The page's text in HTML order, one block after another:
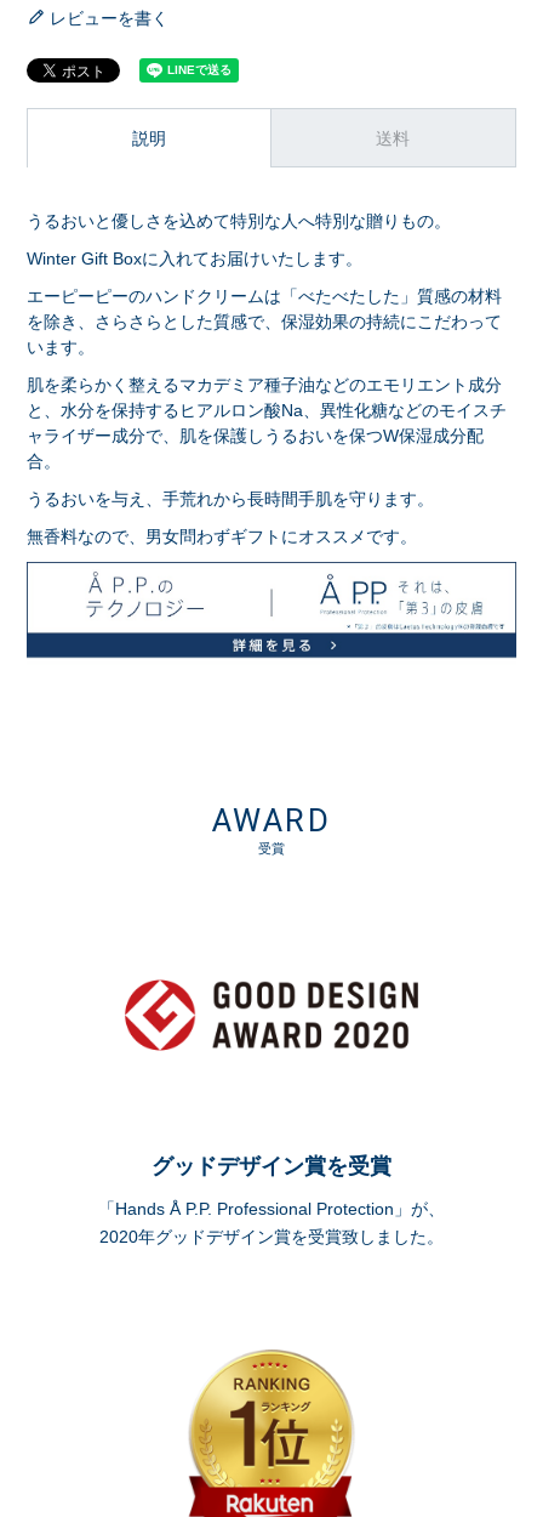
レビューを書く
説明 送料
うるおいと優しさを込めて特別な人へ特別な贈りもの。
Winter Gift Boxに入れてお届けいたします。
エーピーピーのハンドクリームは「べたべたした」質感の材料
を除き、さらさらとした質感で、保湿効果の持続にこだわって
います。
肌を柔らかく整えるマカデミア種子油などのエモリエント成分
と、水分を保持するヒアルロン酸Na、異性化糖などのモイスチ
ャライザー成分で、肌を保護しうるおいを保つW保湿成分配
合。
うるおいを与え、手荒れから長時間手肌を守ります。
無香料なので、男女問わずギフトにオススメです。
AWARD
受賞
グッドデザイン賞を受賞
「Hands Å P.P. Professional Protection」が、
2020年グッドデザイン賞を受賞致しました。